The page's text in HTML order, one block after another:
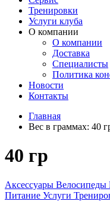
Тренировки
Услуги клуба
О компании
О компании
Доставка
Специалисты
Политика
Новости
Контакты
Главная
Вес в граммах: 40
40 гр
Аксессуары Велосипеды
Питание Услуги